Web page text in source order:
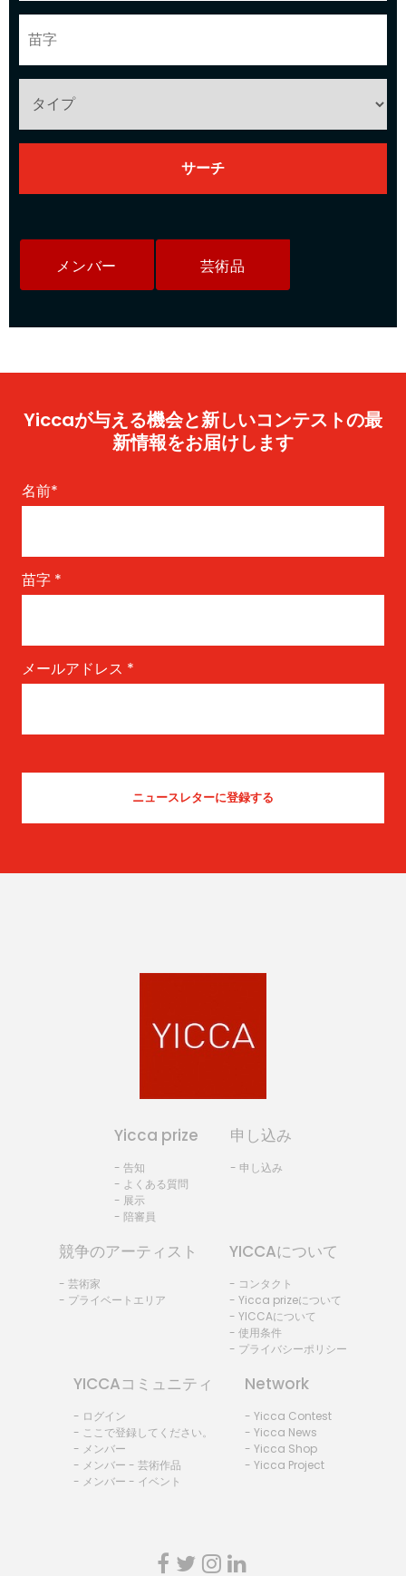
メンバー 芸術品
Yiccaが与える機会と新しいコンテストの最
新情報をお届けします
名前*
苗字 *
メールアドレス *
Yicca prize
- 告知
- よくある質問
- 展示
- 陪審員
申し込み
- 申し込み
競争のアーティスト
- 芸術家
- プライベートエリア
YICCAについて
- コンタクト
- Yicca prizeについて
- YICCAについて
- 使用条件
- プライバシーポリシー
YICCAコミュニティ
- ログイン
- ここで登録してください。
- メンバー
- メンバー - 芸術作品
- メンバー - イベント
Network
- Yicca Contest
- Yicca News
- Yicca Shop
- Yicca Project